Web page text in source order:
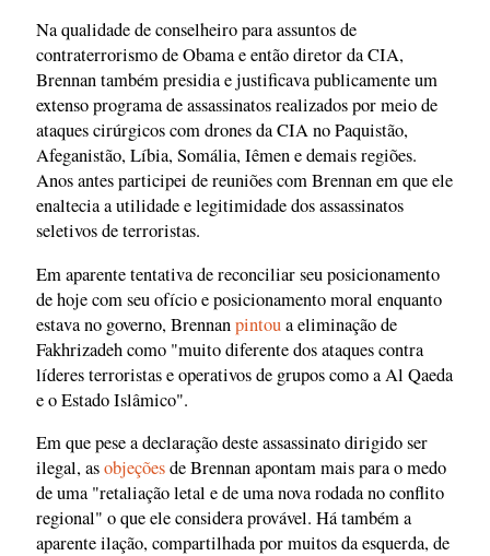
Na qualidade de conselheiro para assuntos de
contraterrorismo de Obama e então diretor da CIA,
Brennan também presidia e justificava publicamente um
extenso programa de assassinatos realizados por meio de
ataques cirúrgicos com drones da CIA no Paquistão,
Afeganistão, Líbia, Somália, Iêmen e demais regiões.
Anos antes participei de reuniões com Brennan em que ele
enaltecia a utilidade e legitimidade dos assassinatos
seletivos de terroristas.
Em aparente tentativa de reconciliar seu posicionamento
de hoje com seu ofício e posicionamento moral enquanto
estava no governo, Brennanpintoua eliminação de
Fakhrizadeh como "muito diferente dos ataques contra
líderes terroristas e operativos de grupos como a Al Qaeda
e o Estado Islâmico".
Em que pese a declaração deste assassinato dirigido ser
ilegal, asobjeçõesde Brennan apontam mais para o medo
de uma "retaliação letal e de uma nova rodada no conflito
regional" o que ele considera provável. Há também a
aparente ilação, compartilhada por muitos da esquerda, de